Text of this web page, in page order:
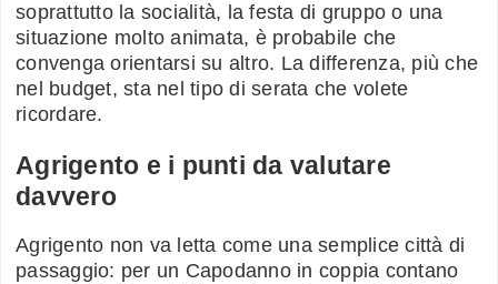
soprattutto la socialità, la festa di gruppo o una
situazione molto animata, è probabile che
convenga orientarsi su altro. La differenza, più che
nel budget, sta nel tipo di serata che volete
ricordare.
Agrigento e i punti da valutare
davvero
Agrigento non va letta come una semplice città di
passaggio: per un Capodanno in coppia contano